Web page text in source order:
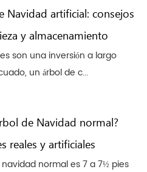
Navidad artificial: consejos
y almacenamiento
son una inversión a largo
un árbol de c...
de Navidad normal?
reales y artificiales
normal es 7 a 7½ pies